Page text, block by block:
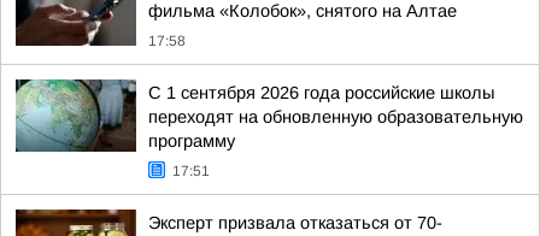
фильма «Колобок», снятого на Алтае
17:58
С 1 сентября 2026 года российские школы
переходят на обновленную образовательную
программу
17:51
Эксперт призвала отказаться от 70-